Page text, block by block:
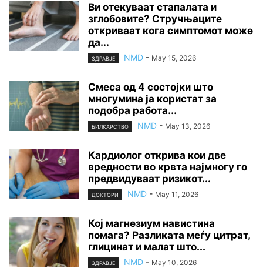
Ви отекуваат стапалата и
зглобовите? Стручњаците
откриваат кога симптомот може
да...
ЗДРАВЈЕ NMD - May 15, 2026
Смеса од 4 состојки што
многумина ја користат за
подобра работа...
БИЛКАРСТВО NMD - May 13, 2026
Кардиолог открива кои две
вредности во крвта најмногу го
предвидуваат ризикот...
ДОКТОРИ NMD - May 11, 2026
Кој магнезиум навистина
помага? Разликата меѓу цитрат,
глицинат и малат што...
ЗДРАВЈЕ NMD - May 10, 2026